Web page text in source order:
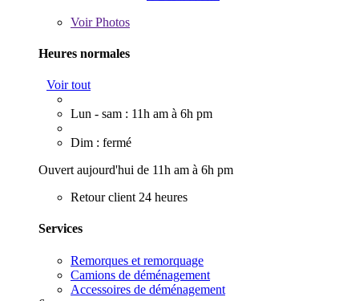
VoirPhotos
Heures normales
Voir tout
Lun - sam : 11h am à 6h pm
Dim : fermé
Ouvert aujourd'hui de 11h am à 6h pm
Retour client 24 heures
Services
Remorques et remorquage
Camions de déménagement
Accessoires de déménagement